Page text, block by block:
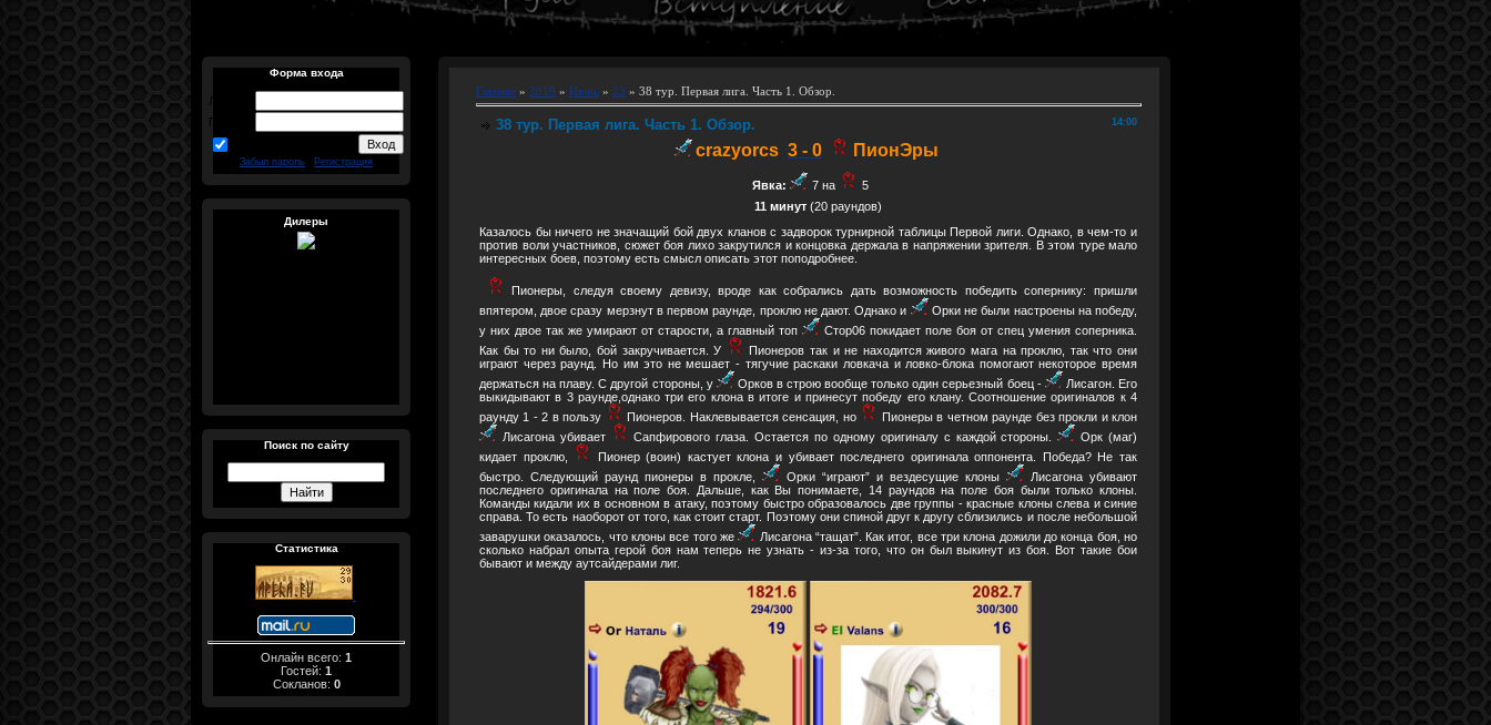
Форма входа
Логин:
Пароль:
Забыл пароль Регистрация
Дилеры
Поиск по сайту
Статистика
Онлайн всего: 1
Гостей: 1
Сокланов: 0
Главная » 2019 » Июнь » 23 » 38 тур. Первая лига. Часть 1. Обзор.
14:00
38 тур. Первая лига. Часть 1. Обзор.
crazyorcs 3 - 0 ПионЭры
Явка: 7 на
5
11 минут (20 раундов)
Казалось бы ничего не значащий бой двух кланов с задворок турнирной таблицы Первой лиги. Однако, в чем-то и
против воли участников, сюжет боя лихо закрутился и концовка держала в напряжении зрителя. В этом туре мало
интересных боев, поэтому есть смысл описать этот поподробнее.
Пионеры, следуя своему девизу, вроде как собрались дать возможность победить сопернику: пришли
впятером, двое сразу мерзнут в первом раунде, проклю не дают. Однако и
Орки не были настроены на победу,
у них двое так же умирают от старости, а главный топ
Стор06 покидает поле боя от спец умения соперника.
Как бы то ни было, бой закручивается. У
Пионеров так и не находится живого мага на проклю, так что они
играют через раунд. Но им это не мешает - тягучие раскаки ловкача и ловко-блока помогают некоторое время
держаться на плаву. С другой стороны, у
Орков в строю вообще только один серьезный боец -
Лисагон. Его
выкидывают в 3 раунде,однако три его клона в итоге и принесут победу его клану. Соотношение оригиналов к 4
раунду 1 - 2 в пользу
Пионеров. Наклевывается сенсация, но
Пионеры в четном раунде без прокли и клон
Лисагона убивает
Сапфирового глаза. Остается по одному оригиналу с каждой стороны.
Орк (маг)
кидает проклю,
Пионер (воин) кастует клона и убивает последнего оригинала оппонента. Победа? Не так
быстро. Следующий раунд пионеры в прокле,
Орки “играют” и вездесущие клоны
Лисагона убивают
последнего оригинала на поле боя. Дальше, как Вы понимаете, 14 раундов на поле боя были только клоны.
Команды кидали их в основном в атаку, поэтому быстро образовалось две группы - красные клоны слева и синие
справа. То есть наоборот от того, как стоит старт. Поэтому они спиной друг к другу сблизились и после небольшой
заварушки оказалось, что клоны все того же
Лисагона “тащат”. Как итог, все три клона дожили до конца боя, но
сколько набрал опыта герой боя нам теперь не узнать - из-за того, что он был выкинут из боя. Вот такие бои
бывают и между аутсайдерами лиг.